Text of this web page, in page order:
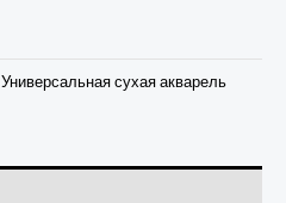
Универсальная сухая акварель